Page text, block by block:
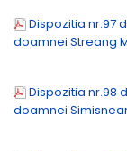
Dispozitia nr.97
doamnei Streang
Dispozitia nr.98
doamnei